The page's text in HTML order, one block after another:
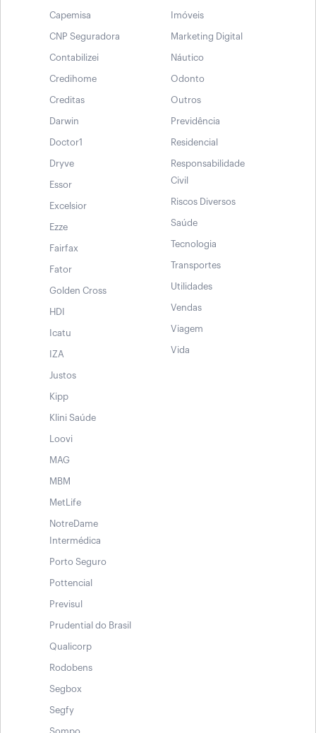
Capemisa
CNP Seguradora
Contabilizei
Credihome
Creditas
Darwin
Doctor1
Dryve
Essor
Excelsior
Ezze
Fairfax
Fator
Golden Cross
HDI
Icatu
IZA
Justos
Kipp
Klini Saúde
Loovi
MAG
MBM
MetLife
NotreDame
Intermédica
Porto Seguro
Pottencial
Previsul
Prudential do Brasil
Qualicorp
Rodobens
Segbox
Segfy
Sompo
Imóveis
Marketing Digital
Náutico
Odonto
Outros
Previdência
Residencial
Responsabilidade
Civil
Riscos Diversos
Saúde
Tecnologia
Transportes
Utilidades
Vendas
Viagem
Vida